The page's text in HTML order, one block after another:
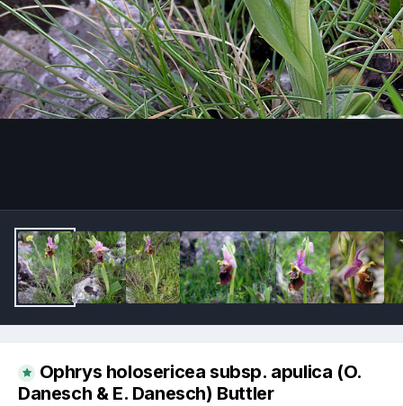
Ophrys holosericea subsp. apulica (O.
Danesch & E. Danesch) Buttler